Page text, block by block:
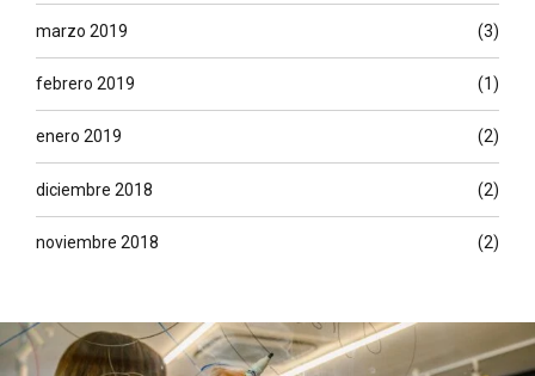
marzo 2019 (3)
febrero 2019 (1)
enero 2019 (2)
diciembre 2018 (2)
noviembre 2018 (2)